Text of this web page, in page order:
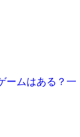
ームはある？一